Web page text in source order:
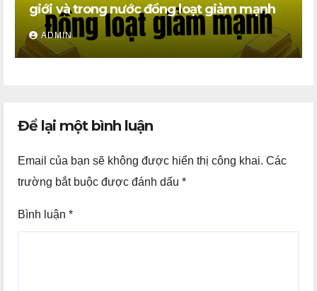
giới và trong nước đồng loạt giảm mạnh
ADMIN
Để lại một bình luận
Email của bạn sẽ không được hiển thị công khai. Các
trường bắt buộc được đánh dấu *
Bình luận *